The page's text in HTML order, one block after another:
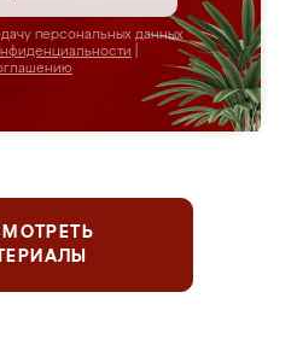
персональных данных